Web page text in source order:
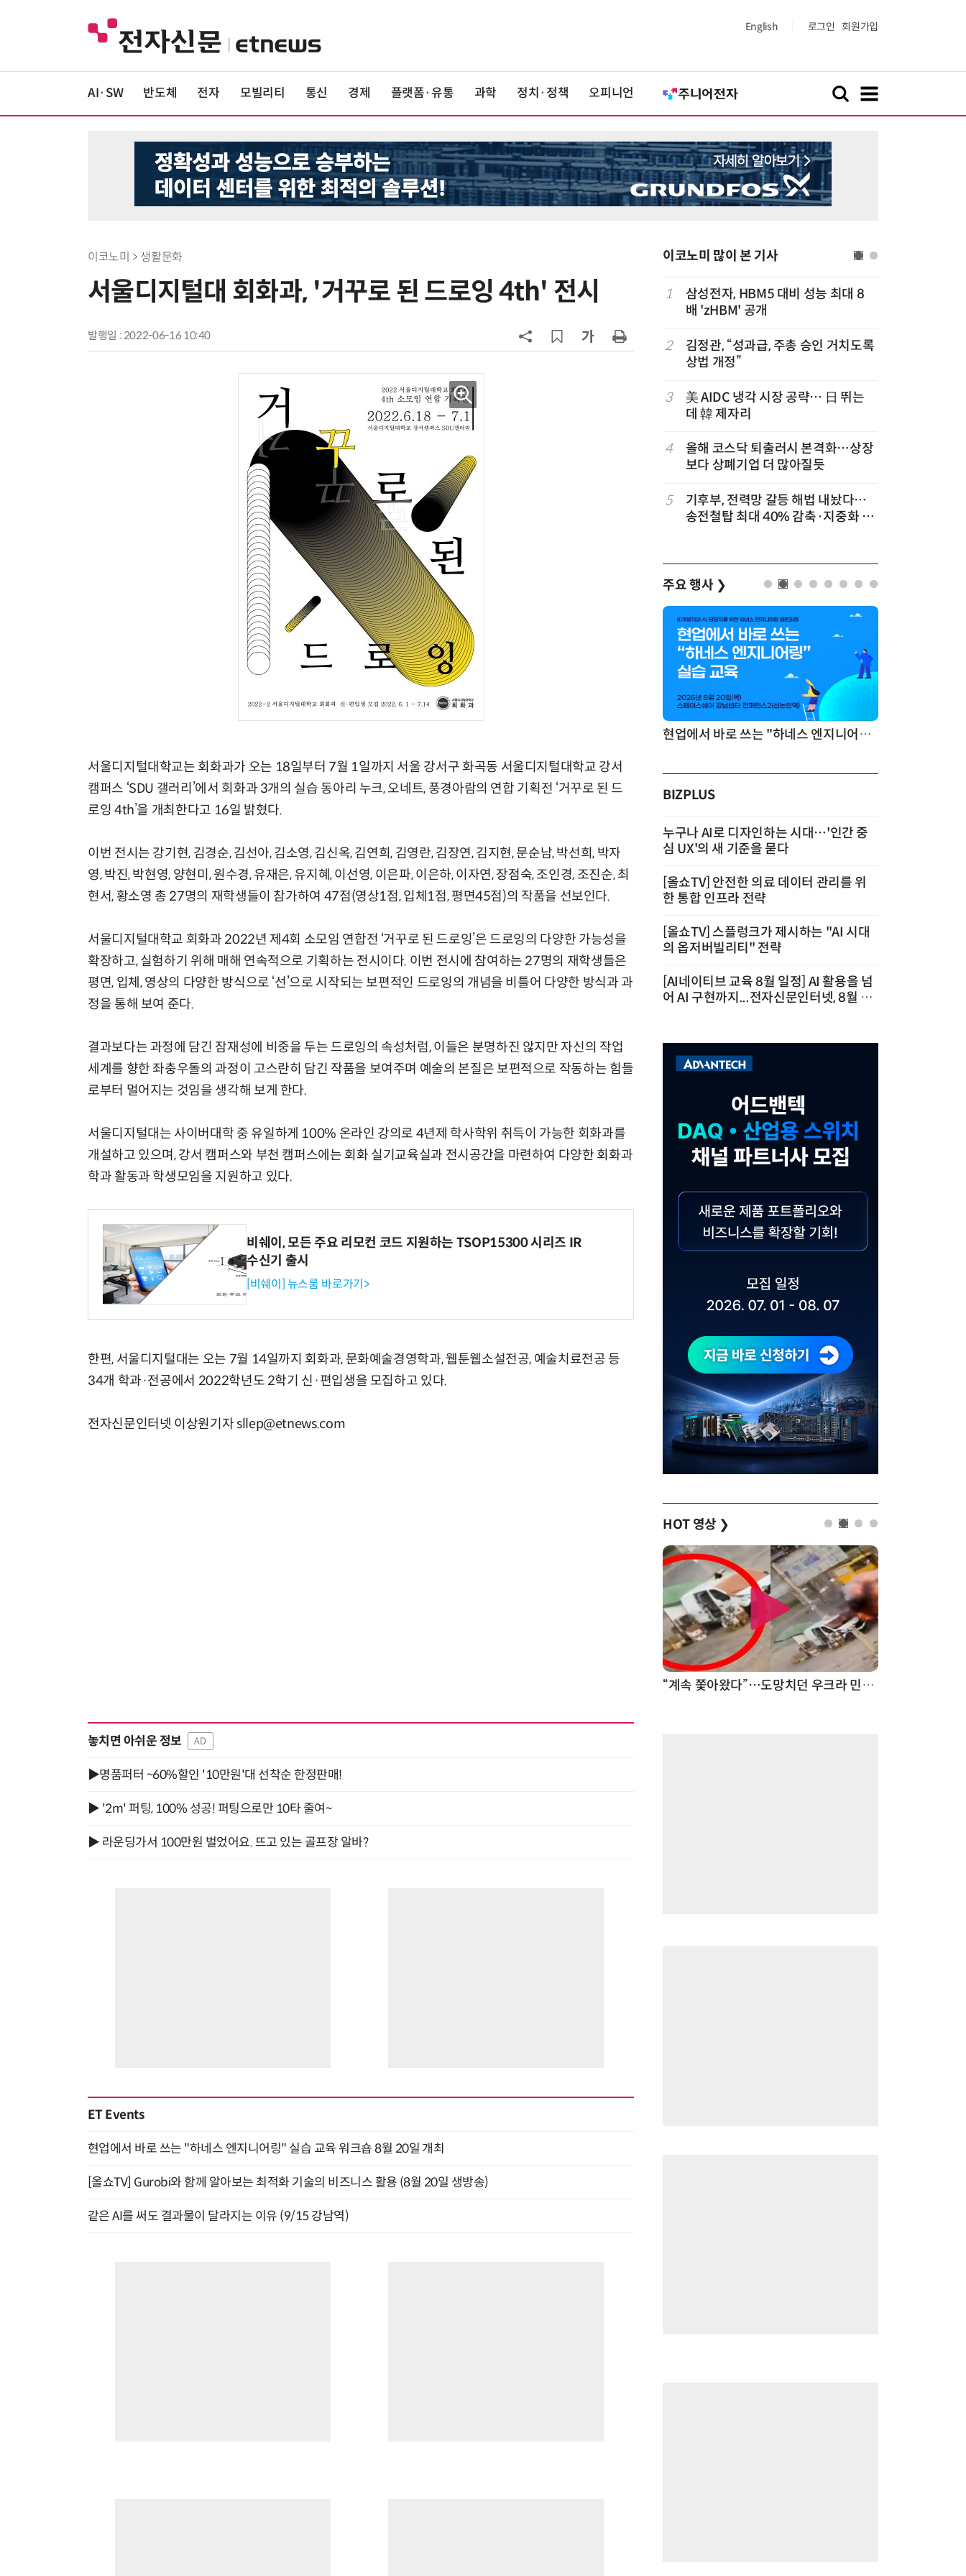
English 로그인 회원가입
AI·SW 반도체 전자 모빌리티 통신 경제 플랫폼·유통 과학 정치·정책 오피니언
이코노미 > 생활문화
서울디지털대 회화과, '거꾸로 된 드로잉 4th' 전시
발행일 : 2022-06-16 10:40
서울디지털대학교는 회화과가 오는 18일부터 7월 1일까지 서울 강서구 화곡동 서울디지털대학교 강서
캠퍼스 ‘SDU 갤러리’에서 회화과 3개의 실습 동아리 누크, 오네트, 풍경아람의 연합 기획전 ‘거꾸로 된 드
로잉 4th’을 개최한다고 16일 밝혔다.
이번 전시는 강기현, 김경순, 김선아, 김소영, 김신옥, 김연희, 김영란, 김장연, 김지현, 문순남, 박선희, 박자
영, 박진, 박현영, 양현미, 원수경, 유재은, 유지혜, 이선영, 이은파, 이은하, 이자연, 장점숙, 조인경, 조진순, 최
현서, 황소영 총 27명의 재학생들이 참가하여 47점(영상1점, 입체1점, 평면45점)의 작품을 선보인다.
서울디지털대학교 회화과 2022년 제4회 소모임 연합전 ‘거꾸로 된 드로잉’은 드로잉의 다양한 가능성을
확장하고, 실험하기 위해 매해 연속적으로 기획하는 전시이다. 이번 전시에 참여하는 27명의 재학생들은
평면, 입체, 영상의 다양한 방식으로 ‘선’으로 시작되는 보편적인 드로잉의 개념을 비틀어 다양한 방식과 과
정을 통해 보여 준다.
결과보다는 과정에 담긴 잠재성에 비중을 두는 드로잉의 속성처럼, 이들은 분명하진 않지만 자신의 작업
세계를 향한 좌충우돌의 과정이 고스란히 담긴 작품을 보여주며 예술의 본질은 보편적으로 작동하는 힘들
로부터 멀어지는 것임을 생각해 보게 한다.
서울디지털대는 사이버대학 중 유일하게 100% 온라인 강의로 4년제 학사학위 취득이 가능한 회화과를
개설하고 있으며, 강서 캠퍼스와 부천 캠퍼스에는 회화 실기교육실과 전시공간을 마련하여 다양한 회화과
학과 활동과 학생모임을 지원하고 있다.
비쉐이, 모든 주요 리모컨 코드 지원하는 TSOP15300 시리즈 IR
수신기 출시
[비쉐이] 뉴스룸 바로가기>
한편, 서울디지털대는 오는 7월 14일까지 회화과, 문화예술경영학과, 웹툰웹소설전공, 예술치료전공 등
34개 학과·전공에서 2022학년도 2학기 신·편입생을 모집하고 있다.
전자신문인터넷 이상원기자 sllep@etnews.com
놓치면 아쉬운 정보 AD
▶명품퍼터 ~60%할인 '10만원'대 선착순 한정판매!
▶ '2m' 퍼팅, 100% 성공! 퍼팅으로만 10타 줄여~
▶ 라운딩가서 100만원 벌었어요. 뜨고 있는 골프장 알바?
ET Events
현업에서 바로 쓰는 "하네스 엔지니어링" 실습 교육 워크숍 8월 20일 개최
[올쇼TV] Gurobi와 함께 알아보는 최적화 기술의 비즈니스 활용 (8월 20일 생방송)
같은 AI를 써도 결과물이 달라지는 이유 (9/15 강남역)
이코노미 많이 본 기사
6
과기부, 탑티어 공동연구 지원 4개
호남권 반도체 유례없는 '속도전'…
'2030년 6월 양산' 목표
8
檢, LG화학·한화솔루션 등 7개사 압
수수색…담합 의혹
반도체 제조 병목 해소 기대
10 [테크데이, 빛으로 通한다]<2>오이
화…'실리콘 포토닉스·CPO 집중 공
1
삼성전자, HBM5 대비 성능 최대 8
배 'zHBM' 공개
2
김정관, “성과급, 주총 승인 거치도록
상법 개정”
3
美 AIDC 냉각 시장 공략… 日 뛰는
데 韓 제자리
4
올해 코스닥 퇴출러시 본격화…상장
보다 상폐기업 더 많아질듯
5
기후부, 전력망 갈등 해법 내놨다…
송전철탑 최대 40% 감축·지중화 확
주요 행사 ❯
현업에서 바로 쓰는 "하네스 엔지니어링" 실습 교육
BIZPLUS
누구나 AI로 디자인하는 시대…'인간 중
심 UX'의 새 기준을 묻다
[올쇼TV] 안전한 의료 데이터 관리를 위
한 통합 인프라 전략
[올쇼TV] 스플렁크가 제시하는 "AI 시대
의 옵저버빌리티" 전략
[AI네이티브 교육 8월 일정] AI 활용을 넘
어 AI 구현까지...전자신문인터넷, 8월 실
HOT 영상 ❯
“계속 쫓아왔다”…도망치던 우크라 민간인 공격한 러 자폭 드론